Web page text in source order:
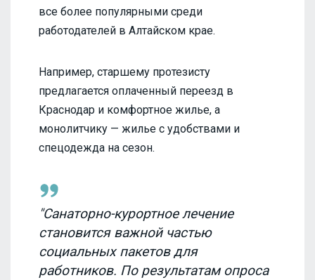
все более популярными среди
работодателей в Алтайском крае.
Например, старшему протезисту
предлагается оплаченный переезд в
Краснодар и комфортное жилье, а
монолитчику — жилье с удобствами и
спецодежда на сезон.
"Санаторно-курортное лечение
становится важной частью
социальных пакетов для
работников. По результатам опроса